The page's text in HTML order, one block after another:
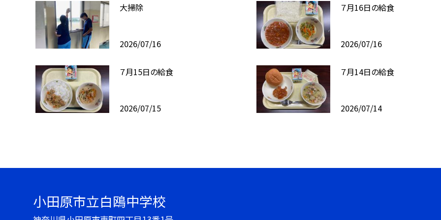
大掃除
2026/07/16
７月16日の給食
2026/07/16
７月15日の給食
2026/07/15
７月14日の給食
2026/07/14
小田原市立白鴎中学校